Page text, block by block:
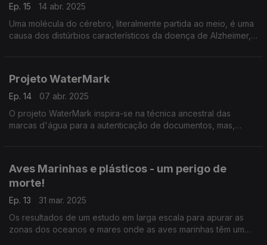
Ep. 15
14 abr. 2025
Uma molécula do cérebro, literalmente partida ao meio, é uma
causa dos distúrbios característicos da doença de Alzheimer,
Projeto WaterMark
Ep. 14
07 abr. 2025
O projeto WaterMark inspira-se na técnica ancestral das
marcas d'água para a autenticação de documentos, mas,
Aves Marinhas e plásticos - um perigo de
morte!
Ep. 13
31 mar. 2025
Os resultados de um estudo em larga escala para apurar as
zonas dos oceanos e mares onde as aves marinhas têm um